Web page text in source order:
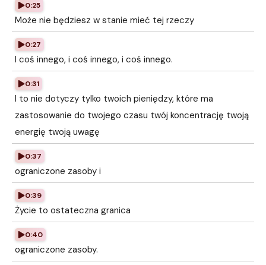
0:25
Może nie będziesz w stanie mieć tej rzeczy
0:27
I coś innego, i coś innego, i coś innego.
0:31
I to nie dotyczy tylko twoich pieniędzy, które ma
zastosowanie do twojego czasu twój koncentrację twoją
energię twoją uwagę
0:37
ograniczone zasoby i
0:39
Życie to ostateczna granica
0:40
ograniczone zasoby.